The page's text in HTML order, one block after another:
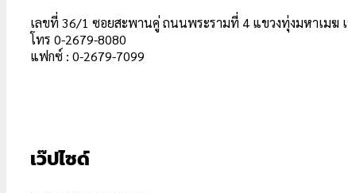
เลขที่ 36/1 ซอยสะพานคู่ ถนนพระรามที่ 4 แขวงทุ่งมหาเมฆ
โทร 0-2679-8080
แฟกซ์ : 0-2679-7099
เว๊ปไซด์